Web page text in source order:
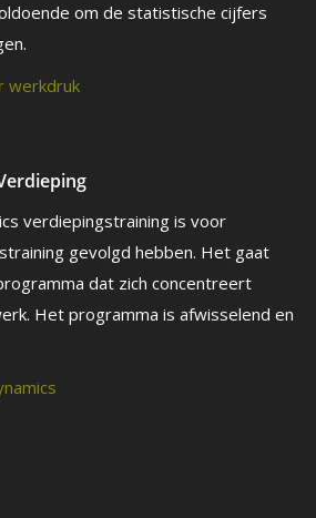
om de statistische cijfers
werkdruk
verdiepingstraining is voor
gevolgd hebben. Het gaat
dat zich concentreert
Het programma is afwisselend en